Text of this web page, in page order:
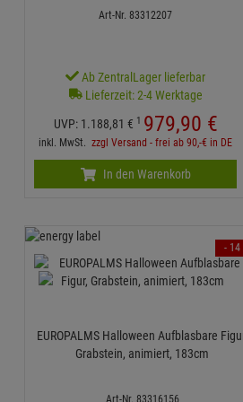
Art-Nr. 83312207
Ab ZentralLager lieferbar
Lieferzeit: 2-4 Werktage
UVP: 1.188,81 € 1 979,90 €
inkl. MwSt.zzgl Versand - frei ab 90,-€ in DE
In den Warenkorb
EUROPALMS Halloween Aufblasbare
Grabstein, animiert, 183cm
Art-Nr. 83316156
- 14